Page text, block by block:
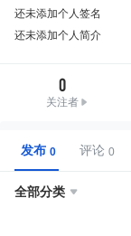
还未添加个人签名
还未添加个人简介
0
关注者
发布 评论
全部分类 